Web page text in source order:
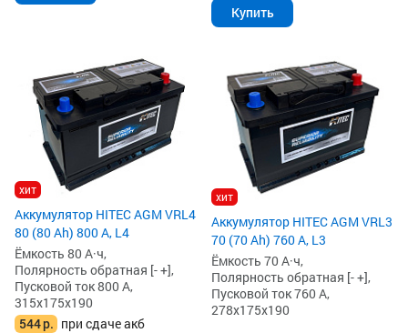
Купить
хит
Аккумулятор HITEC AGM VRL4
80 (80 Ah) 800 А, L4
Ёмкость 80 А·ч,
Полярность обратная [- +],
Пусковой ток 800 А,
315x175x190
544р. при сдаче акб
хит
Аккумулятор HITEC AGM VRL3
70 (70 Ah) 760 А, L3
Ёмкость 70 А·ч,
Полярность обратная [- +],
Пусковой ток 760 А,
278x175x190